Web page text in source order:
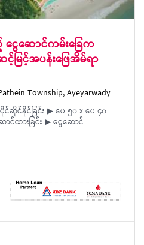
ေဆောင်ကမ်းခြေက
င့်မြင့်အပန်း‌ဖြေအိမ်ရာ
Township, Ayeyarwady
င်နိုင်ခြင်း ▶ ပေ ၅၀ x ပေ ၄၀
င်ထားခြင်း ▶ ငွေဆောင်